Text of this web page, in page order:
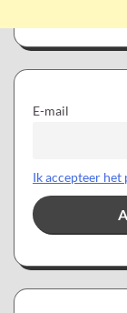
E-mail
Ik accepteer het